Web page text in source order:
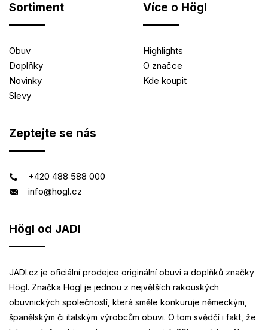
Sortiment
Obuv
Doplňky
Novinky
Slevy
Více o Högl
Highlights
O značce
Kde koupit
Zeptejte se nás
+420 488 588 000
info@hogl.cz
Högl od JADI
JADI.cz je oficiální prodejce originální obuvi a doplňků značky
Högl. Značka Högl je jednou z největších rakouských
obuvnických společností, která směle konkuruje německým,
španělským či italským výrobcům obuvi. O tom svědčí i fakt, že